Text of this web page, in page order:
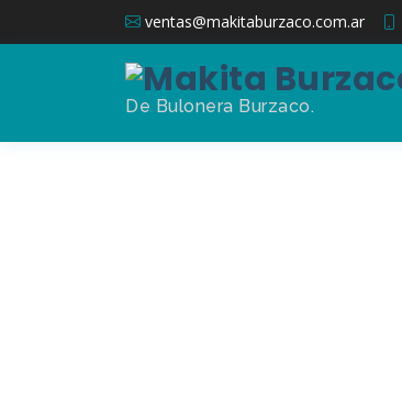
ventas@makitaburzaco.com.ar
De Bulonera Burzaco.